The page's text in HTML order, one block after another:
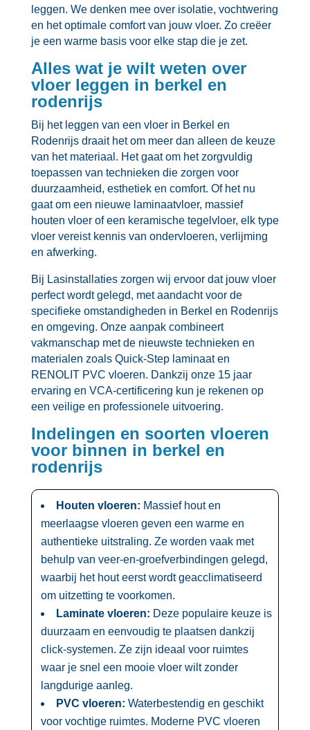
leggen.​ We denken mee over isolatie, vochtwering
en het optimale comfort van jouw vloer.​ Zo creëer
je een warme basis voor elke stap die je zet.​
Alles wat je wilt weten over
vloer leggen in berkel en
rodenrijs
Bij het leggen van een vloer in Berkel en
Rodenrijs draait het om meer dan alleen de keuze
van het materiaal.​ Het gaat om het zorgvuldig
toepassen van technieken die zorgen voor
duurzaamheid, esthetiek en comfort.​ Of het nu
gaat om een nieuwe laminaatvloer, massief
houten vloer of een keramische tegelvloer, elk type
vloer vereist kennis van ondervloeren, verlijming
en afwerking.​
Bij Lasinstallaties zorgen wij ervoor dat jouw vloer
perfect wordt gelegd, met aandacht voor de
specifieke omstandigheden in Berkel en Rodenrijs
en omgeving.​ Onze aanpak combineert
vakmanschap met de nieuwste technieken en
materialen zoals Quick-Step laminaat en
RENOLIT PVC vloeren.​ Dankzij onze 15 jaar
ervaring en VCA-certificering kun je rekenen op
een veilige en professionele uitvoering.​
Indelingen en soorten vloeren
voor binnen in berkel en
rodenrijs
Houten vloeren: Massief hout en
meerlaagse vloeren geven een warme en
authentieke uitstraling.​ Ze worden vaak met
behulp van veer-en-groefverbindingen gelegd,
waarbij het hout eerst wordt geacclimatiseerd
om uitzetting te voorkomen.​
Laminate vloeren: Deze populaire keuze is
duurzaam en eenvoudig te plaatsen dankzij
click-systemen.​ Ze zijn ideaal voor ruimtes
waar je snel een mooie vloer wilt zonder
langdurige aanleg.​
PVC vloeren: Waterbestendig en geschikt
voor vochtige ruimtes.​ Moderne PVC vloeren